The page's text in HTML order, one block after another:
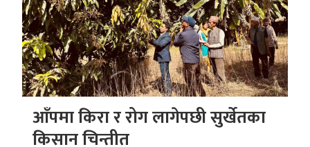
आँपमा किरा र रोग लागेपछी सुर्खेतका
किसान चिन्तीत